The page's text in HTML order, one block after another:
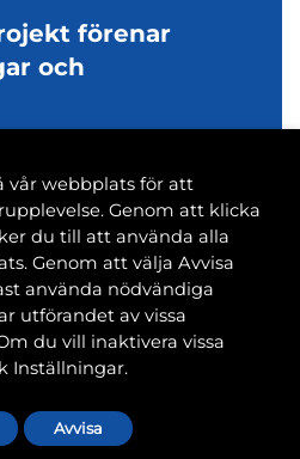
förenar
och
2A, 00520 Helsingfors
585 2586
vår webbplats för att
Genom att klicka
du till att använda alla
Genom att välja Avvisa
använda nödvändiga
utförandet av vissa
du vill inaktivera vissa
Inställningar.
Avvisa